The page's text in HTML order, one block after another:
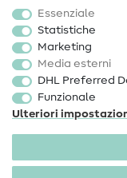
Accessori cucito
Sale
Essenziale
Statistiche
Marketing
Media esterni
DHL Preferred
Funzionale
Ulteriori
Informazioni legali